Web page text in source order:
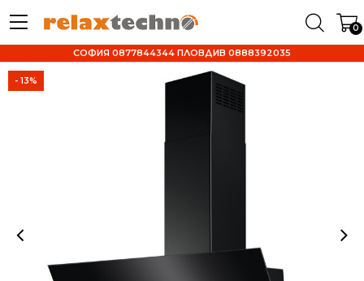
0
СОФИЯ 0877844344 ПЛОВДИВ 0888392035
- 13%